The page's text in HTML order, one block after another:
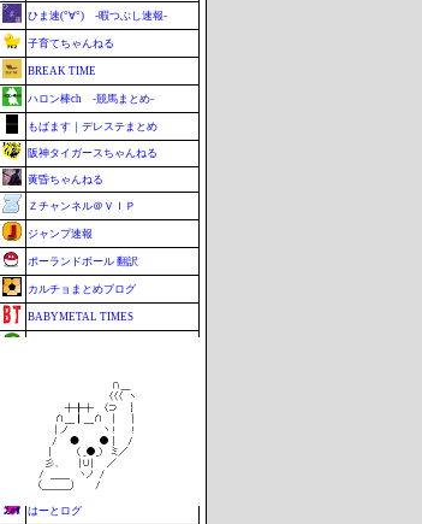
ひま速(°∀°) -暇つぶし速報-
子育てちゃんねる
BREAK TIME
ハロン棒ch -競馬まとめ-
もばます｜デレステまとめ
阪神タイガースちゃんねる
黄昏ちゃんねる
Ｚチャンネル＠ＶＩＰ
ジャンプ速報
ポーランドボール 翻訳
カルチョまとめブログ
BABYMETAL TIMES
VTuberNews
まなにゅ～
鷹速@ホークスまとめブログ
はーとログ